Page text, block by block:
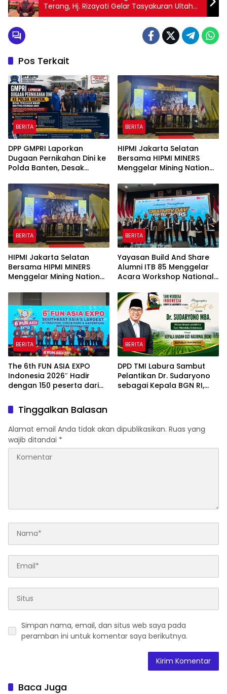
Terang, Hj. Rizayati Gelar Tasyakuran Ultah
ke-38 Sekaligus Launching Motor Listrik Defa
Pos Terkait
BERITA
DPP GMPRI Laporkan
Dugaan Pernikahan Dini ke
Polda Banten, Desak
Perlindungan Anak
BERITA
HIPMI Jakarta Selatan
Bersama HIPMI MINERS
Menggelar Mining Nation
Indah Golf Jakarta
BERITA
HIPMI Jakarta Selatan
Bersama HIPMI MINERS
Menggelar Mining Nation
Indah Golf Jakarta
BERITA
Yayasan Build And Share
Alumni ITB 85 Menggelar
Acara Workshop National
2026 & Dibuka Resmi
Pramono Anung (Gubernur
DKI Jakarta)
BERITA
The 6th FUN ASIA EXPO
Indonesia 2026″ Hadir
dengan 150 peserta dari
Industri Taman Rekreasi
dan Ekosistem Pariwisata
di Tanah Air
BERITA
DPD TMI Labura Sambut
Pelantikan Dr. Sudaryono
sebagai Kepala BGN RI,
Tinggalkan Balasan
Alamat email Anda tidak akan dipublikasikan. Ruas yang
wajib ditandai *
Simpan nama, email, dan situs web saya pada
peramban ini untuk komentar saya berikutnya.
Baca Juga